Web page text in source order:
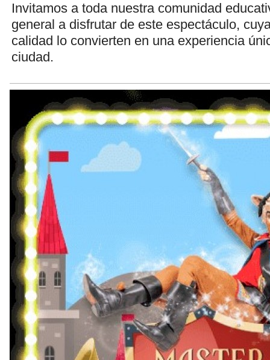
Invitamos a toda nuestra comunidad
general a disfrutar de este espectáculo,
calidad lo convierten en una experiencia
ciudad.